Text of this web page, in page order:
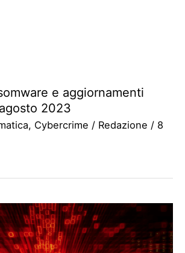
e aggiornamenti
2023
, Cybercrime / Redazione / 8